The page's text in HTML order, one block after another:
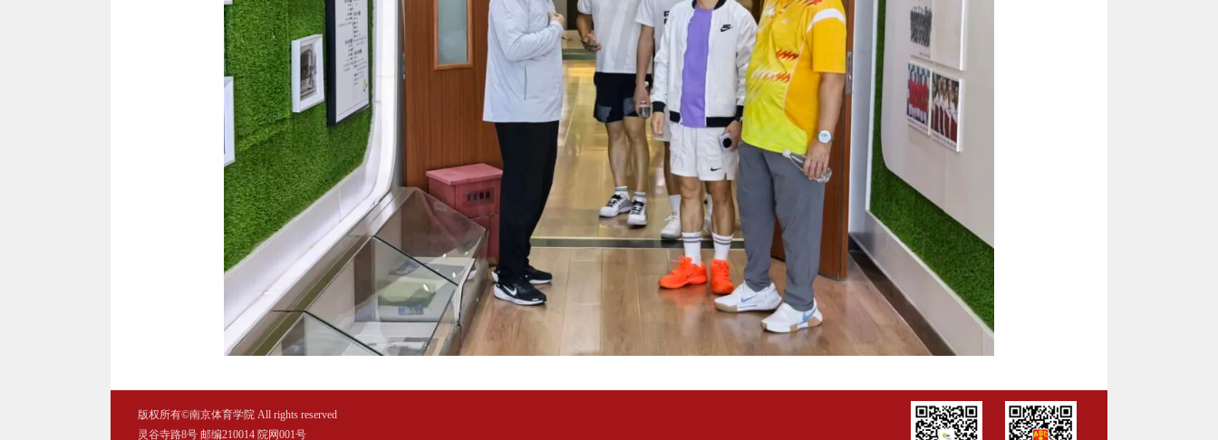
版权所有©南京体育学院 All rights reserved
灵谷寺路8号 邮编210014 院网001号